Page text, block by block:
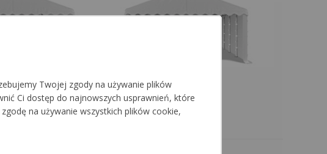
Twojej zgody na używanie plików
Ci dostęp do najnowszych usprawnień, które
na używanie wszystkich plików cookie,